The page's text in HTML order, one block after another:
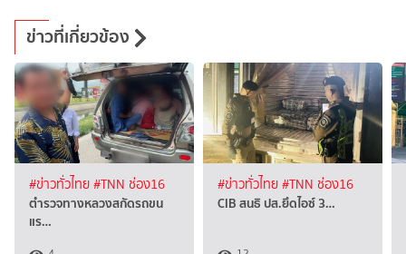
ข่าวที่เกี่ยวข้อง
#ข่าวทั่วไทย#TNN ช่อง16
ตำรวจทางหลวงสกัดรถขน
แร…
#ข่าวทั่วไทย#TNN ช่อง16
CIB สนธิ ปส.ยึดไอซ์ 3…